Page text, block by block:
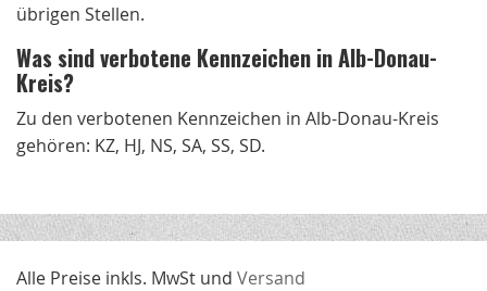
übrigen Stellen.
Was sind verbotene Kennzeichen in Alb-Donau-
Kreis?
Zu den verbotenen Kennzeichen in Alb-Donau-Kreis
gehören: KZ, HJ, NS, SA, SS, SD.
Alle Preise inkls. MwSt und Versand